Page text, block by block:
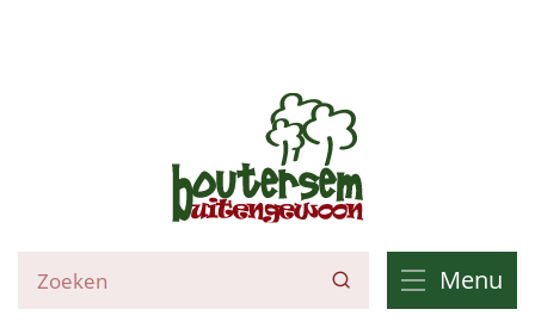
inhoud
zoek
Zoeken Menu